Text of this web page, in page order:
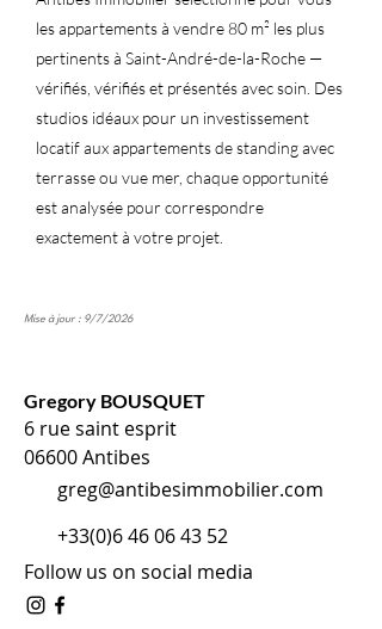
les appartements à vendre 80 m² les plus
pertinents à Saint-André-de-la-Roche —
vérifiés, vérifiés et présentés avec soin. Des
studios idéaux pour un investissement
locatif aux appartements de standing avec
terrasse ou vue mer, chaque opportunité
est analysée pour correspondre
exactement à votre projet.
Mise à jour : 9/7/2026
Gregory BOUSQUET
6 rue saint esprit
06600 Antibes
greg@antibesimmobilier.com
+33(0)6 46 06 43 52
Follow us on social media